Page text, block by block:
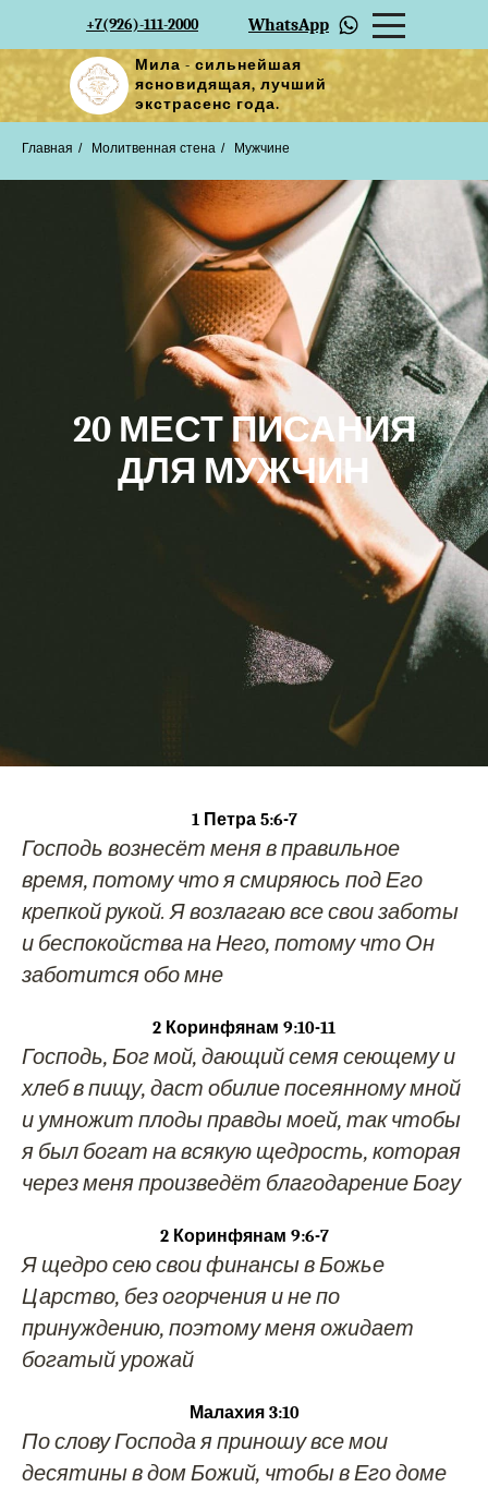
Мила - сильнейшая
ясновидящая, лучший
экстрасенс года.
+7(926)-111-2000 WhatsApp
Главная / Молитвенная стена / Мужчине
20 МЕСТ ПИСАНИЯ
ДЛЯ МУЖЧИН
1 Петра 5:6-7
Господь вознесёт меня в правильное
время, потому что я смиряюсь под Его
крепкой рукой. Я возлагаю все свои заботы
и беспокойства на Него, потому что Он
заботится обо мне
2 Коринфянам 9:10-11
Господь, Бог мой, дающий семя сеющему и
хлеб в пищу, даст обилие посеянному мной
и умножит плоды правды моей, так чтобы
я был богат на всякую щедрость, которая
через меня произведёт благодарение Богу
2 Коринфянам 9:6-7
Я щедро сею свои финансы в Божье
Царство, без огорчения и не по
принуждению, поэтому меня ожидает
богатый урожай
Малахия 3:10
По слову Господа я приношу все мои
десятины в дом Божий, чтобы в Его доме